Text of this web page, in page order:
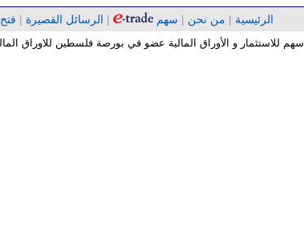
الرئيسية | من نحن | سهم | الرسائل القصيرة |
سهم للاستثمار و الأوراق المالية عضو في بورصة فلسطين للاوراق